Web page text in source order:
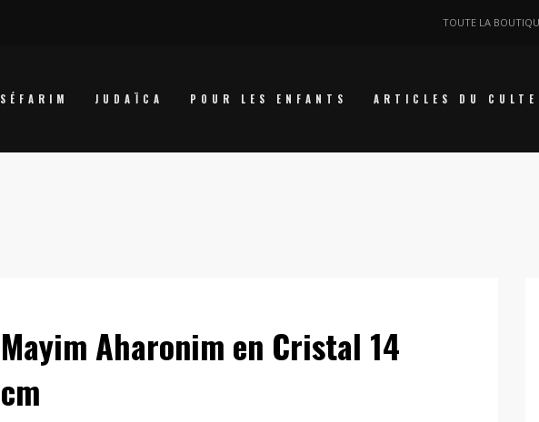
TOUTE LA
SÉFARIM JUDAÏCA POUR LES ENFANTS ARTICLES DU CULTE
Mayim Aharonim en Cristal 14
cm